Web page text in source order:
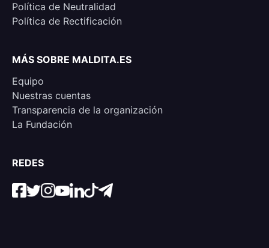
Política de Neutralidad
Política de Rectificación
MÁS SOBRE MALDITA.ES
Equipo
Nuestras cuentas
Transparencia de la organización
La Fundación
REDES